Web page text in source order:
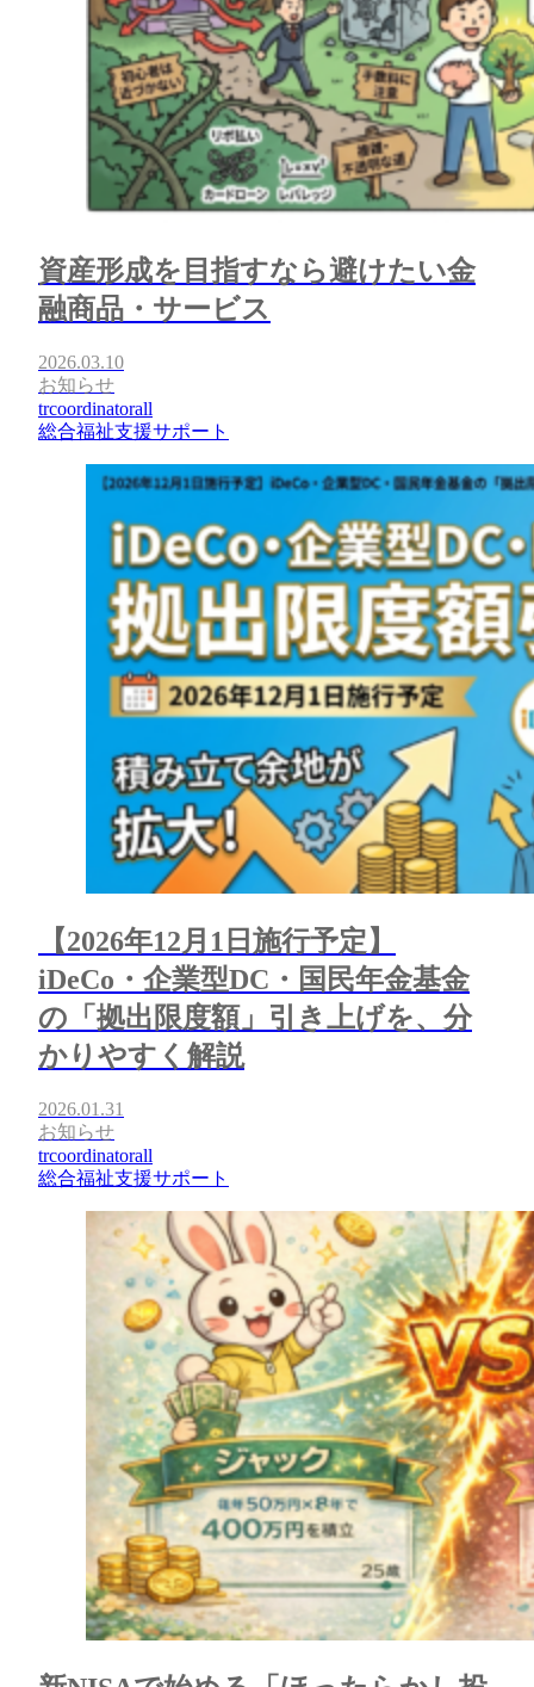
資産形成を目指すなら避けたい金
融商品・サービス
2026.03.10
お知らせ
trcoordinatorall
総合福祉支援サポート
【2026年12月1日施行予定】
iDeCo・企業型DC・国民年金基金
の「拠出限度額」引き上げを、分
かりやすく解説
2026.01.31
お知らせ
trcoordinatorall
総合福祉支援サポート